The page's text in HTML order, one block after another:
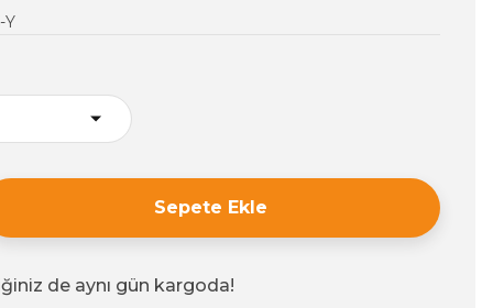
Y
Sepete Ekle
de aynı gün kargoda!